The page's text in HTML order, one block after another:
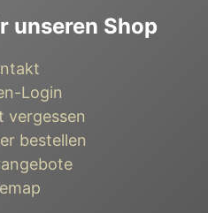
unseren Shop
Login
vergessen
bestellen